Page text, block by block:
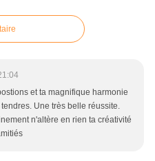
et ta magnifique harmonie
Une très belle réussite.
n'altère en rien ta créativité